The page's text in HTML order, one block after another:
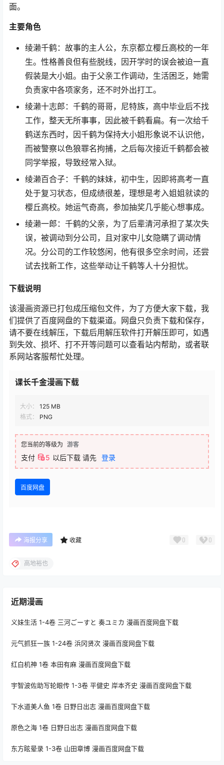
面。
主要角色
绫濑千鹤：故事的主人公，东京都立樱丘高校的一年
生。性格善良但有些脱线，因开学时的误会被迫一直
假装是大小姐。由于父亲工作调动，生活困乏，她需
负责家中各项家务，还不时外出打工。
绫濑十志郎：千鹤的哥哥，尼特族，高中毕业后不找
工作，整天无所事事，因此被千鹤看扁。有一次给千
鹤送东西时，因千鹤为保持大小姐形象说不认识他，
而被警察以色狼罪名拘捕，之后每次接近千鹤都会被
同学举报，导致经常入狱。
绫濑百合子：千鹤的妹妹，初中生，因即将高考一直
处于复习状态，但成绩很差，理想是考入姐姐就读的
樱丘高校。她运气奇高，参加抽奖几乎能心想事成。
绫濑一郎：千鹤的父亲，为了后辈清河承担了某次失
误，被调动到分公司，且对家中儿女隐瞒了调动情
况。分公司的工作较悠闲，他有很多空余时间，还尝
试去找新工作，这些举动让千鹤等人十分担忧。
下载说明
该漫画资源已打包成压缩包文件，为了方便大家下载，我
们提供了百度网盘的下载渠道。网盘只负责下载和保存，
请不要在线解压，下载后用解压软件打开解压即可，如遇
到失效、损坏、打不开等问题可以查看站内帮助，或者联
系网站客服帮忙处理。
课长千金漫画下载
大小：
125 MB
格式：
PNG
您当前的等级为 游客
支付 5 以后下载 请先 登录
百度网盘
海报分享 收藏 0 0
高地裕也
近期漫画
义妹生活 1-4卷 三河ごーすと 奏ユミカ 漫画百度网盘下载
元气抓狂一族 1-24卷 浜冈贤次 漫画百度网盘下载
红白机神 1卷 本田有麻 漫画百度网盘下载
宇智波佐助写轮眼传 1-3卷 平健史 岸本齐史 漫画百度网盘下载
下水道美人鱼 1卷 日野日出志 漫画百度网盘下载
原色之海 1卷 日野日出志 漫画百度网盘下载
东方眩晕录 1-3卷 山田章博 漫画百度网盘下载